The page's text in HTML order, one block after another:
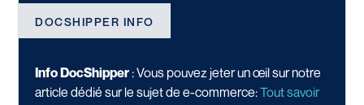
DOCSHIPPER INFO
Info DocShipper: Vous pouvez jeter un œil sur notre
article dédié sur le sujet de e-commerce:Tout savoir